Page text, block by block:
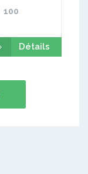
100
Détails